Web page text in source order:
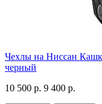
Чехлы на Ниссан
черный
10 500 р. 9 400 р.